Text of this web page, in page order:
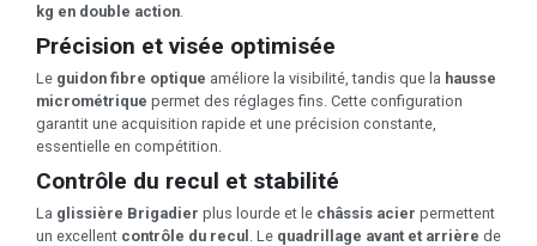
kg en double action
Précision et visée optimisée
Le guidon fibre optique améliore la visibilité, tandis que la hausse
micrométrique permet des réglages fins. Cette configuration
garantit une acquisition rapide et une précision constante,
essentielle en compétition.
Contrôle du recul et stabilité
La glissière Brigadier plus lourde et le châssis acier permettent
un excellent contrôle du recul . Le quadrillage avant et arrière de